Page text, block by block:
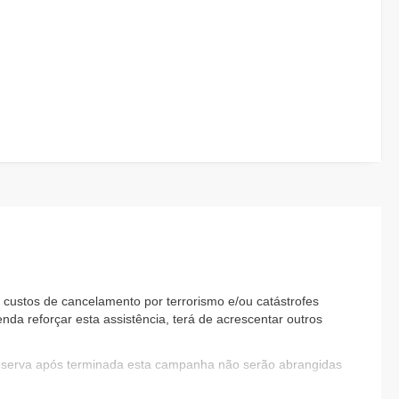
de cancelamento por terrorismo e/ou catástrofes
reforçar esta assistência, terá de acrescentar outros
após terminada esta campanha não serão abrangidas